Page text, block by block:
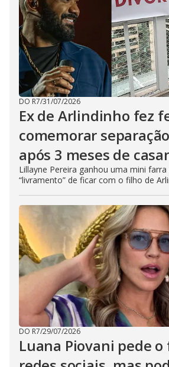
DO R7/31/07/2026
Ex de Arlindinho fez
comemorar
após 3 meses de
Lillayne Pereira ganhou uma mini
“livramento” de ficar com o filho de
DO R7/29/07/2026
Luana Piovani pede